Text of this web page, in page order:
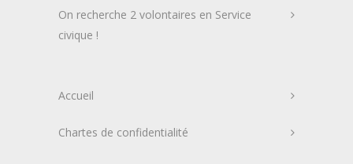
On recherche 2 volontaires en Service
civique !
Accueil
Chartes de confidentialité